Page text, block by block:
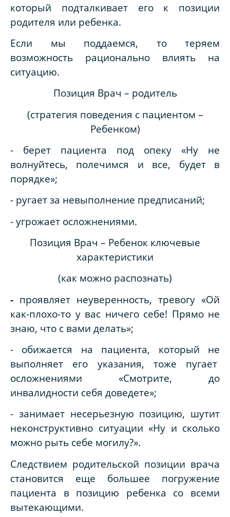
который подталкивает его к позиции
родителя или ребенка.
Если мы поддаемся, то теряем
возможность рационально влиять на
ситуацию.
Позиция Врач – родитель
(стратегия поведения с пациентом –
Ребенком)
- берет пациента под опеку «Ну не
волнуйтесь, полечимся и все, будет в
порядке»;
- ругает за невыполнение предписаний;
- угрожает осложнениями.
Позиция Врач – Ребенок ключевые
характеристики
(как можно распознать)
- проявляет неуверенность, тревогу «Ой
как-плохо-то у вас ничего себе! Прямо не
знаю, что с вами делать»;
- обижается на пациента, который не
выполняет его указания, тоже пугает
осложнениями «Смотрите, до
инвалидности себя доведете»;
- занимает несерьезную позицию, шутит
неконструктивно ситуации «Ну и сколько
можно рыть себе могилу?».
Следствием родительской позиции врача
становится еще большее погружение
пациента в позицию ребенка со всеми
вытекающими.